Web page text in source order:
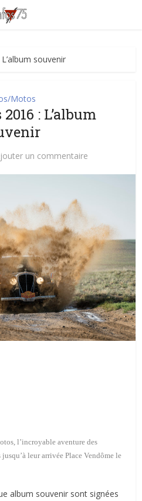
souvenir
Motos
: L’album
un commentaire
l’incroyable aventure des
leur arrivée Place Vendôme le
album souvenir sont signées